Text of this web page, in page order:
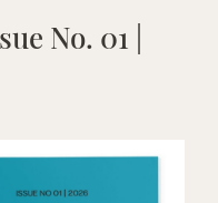
No. 01 |